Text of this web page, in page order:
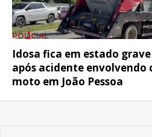
POLICIAL
Idosa fica em estado
após acidente envolvendo
moto em João Pessoa